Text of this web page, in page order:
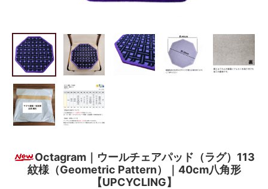
Octagram｜ウールチェアパッド（ラグ）113
紋様（Geometric Pattern）｜40cm八角形
【UPCYCLING】